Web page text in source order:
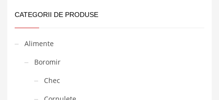
CATEGORII DE PRODUSE
Alimente
Boromir
Chec